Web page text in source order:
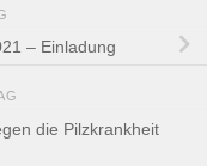
– Einladung
die Pilzkrankheit